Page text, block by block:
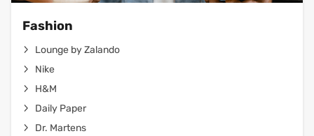
Fashion
Lounge by Zalando
Nike
H&M
Daily Paper
Dr. Martens